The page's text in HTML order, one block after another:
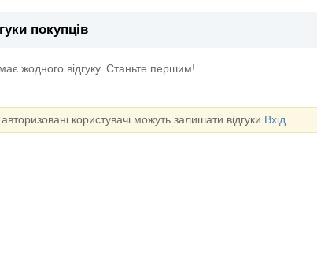
покупців
жодного відгуку. Станьте першим!
користувачі можуть залишати відгуки Вхід